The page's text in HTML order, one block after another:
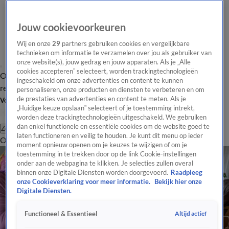
Overzicht Laatste nieuws Regionieuws Het beste van Hart
Tip de
redactie
Volg Hart van Nederland
Zoeken
OverzichtRegioUitzendingenWeerTip de redactiePanelVideo's
Jouw cookievoorkeuren
Wij en onze29 partners gebruiken cookies en vergelijkbare
technieken om informatie te verzamelen over jou als gebruiker van
onze website(s), jouw gedrag en jouw apparaten. Als je „Alle
cookies accepteren” selecteert, worden trackingtechnologieën
ingeschakeld om onze advertenties en content te kunnen
personaliseren, onze producten en diensten te verbeteren en om
de prestaties van advertenties en content te meten. Als je
„Huidige keuze opslaan” selecteert of je toestemming intrekt,
worden deze trackingtechnologieën uitgeschakeld. We gebruiken
dan enkel functionele en essentiële cookies om de website goed te
laten functioneren en veilig te houden. Je kunt dit menu op ieder
moment opnieuw openen om je keuzes te wijzigen of om je
toestemming in te trekken door op de link Cookie-instellingen
onder aan de webpagina te klikken. Je selecties zullen overal
binnen onze Digitale Diensten worden doorgevoerd. Raadpleeg
onze Cookieverklaring voor meer informatie.
Bekijk hier onze
Digitale Diensten.
Functioneel & Essentieel Altijd actief